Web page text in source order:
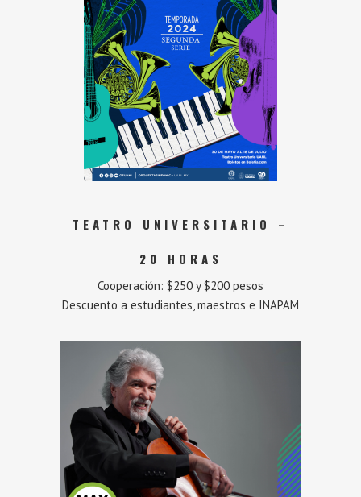
TEATRO UNIVERSITARIO –
20 HORAS
Cooperación: $250 y $200 pesos
Descuento a estudiantes, maestros e INAPAM